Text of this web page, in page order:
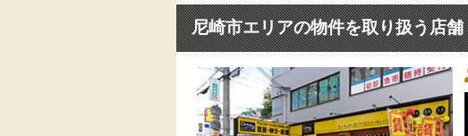
尼崎市エリアの物件を取り扱う店舗